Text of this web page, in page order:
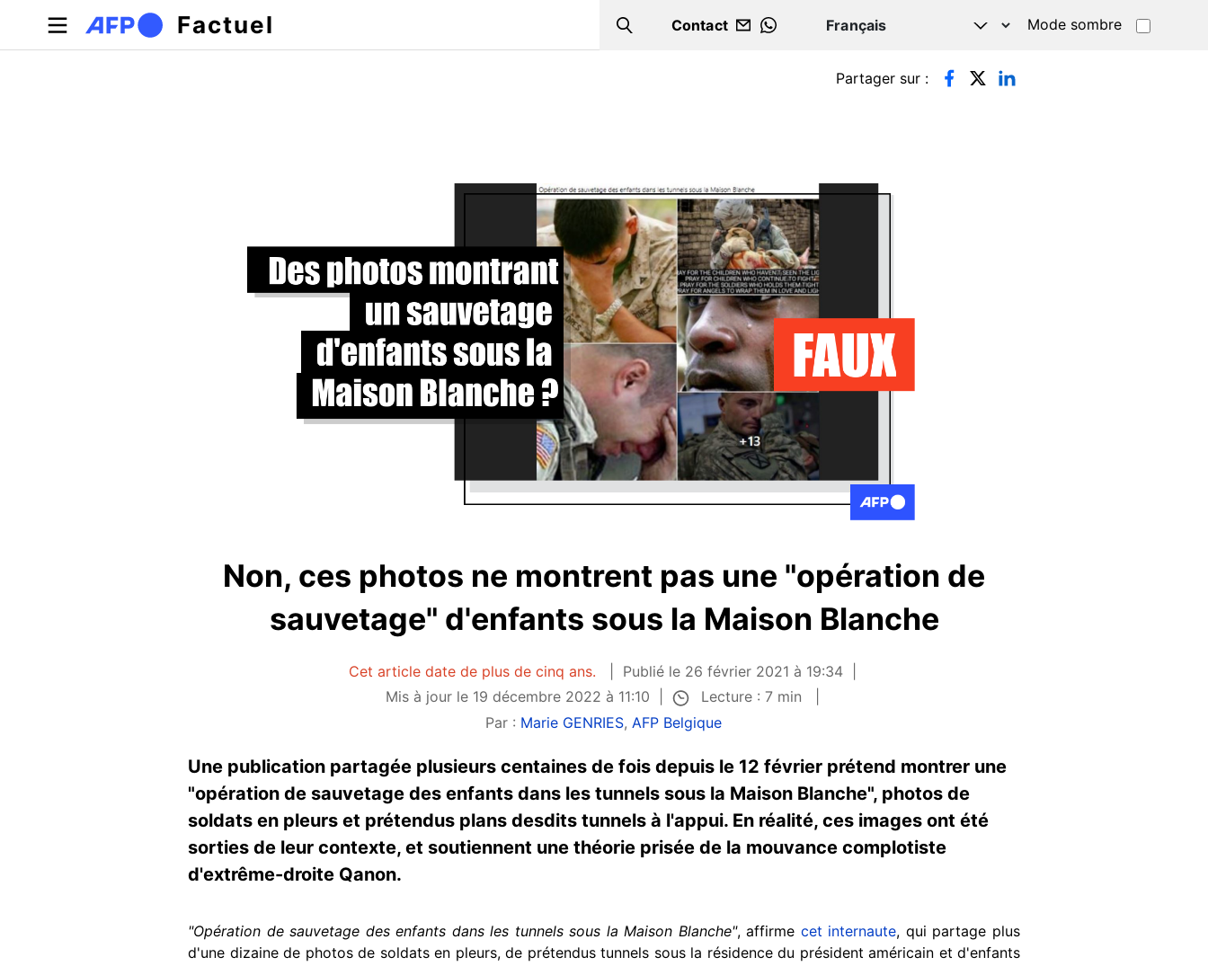
Aller au contenu principal
Factuel Search
Contact
WHATSAPP
Mode sombre
Onglets principaux Partager sur :
Non, ces photos ne montrent pas une "opération de
sauvetage" d'enfants sous la Maison Blanche
Cet article date de plus de cinq ans.
Publié le 26 février 2021 à 19:34
Mis à jour le 19 décembre 2022 à 11:10
Lecture : 7 min
Par : Marie GENRIES, AFP Belgique
Une publication partagée plusieurs centaines de fois depuis le 12 février prétend montrer une
"opération de sauvetage des enfants dans les tunnels sous la Maison Blanche", photos de
soldats en pleurs et prétendus plans desdits tunnels à l'appui. En réalité, ces images ont été
sorties de leur contexte, et soutiennent une théorie prisée de la mouvance complotiste
d'extrême-droite Qanon.
"Opération de sauvetage des enfants dans les tunnels sous la Maison Blanche", affirme cet internaute, qui partage plus
d'une dizaine de photos de soldats en pleurs, de prétendus tunnels sous la résidence du président américain et d'enfants